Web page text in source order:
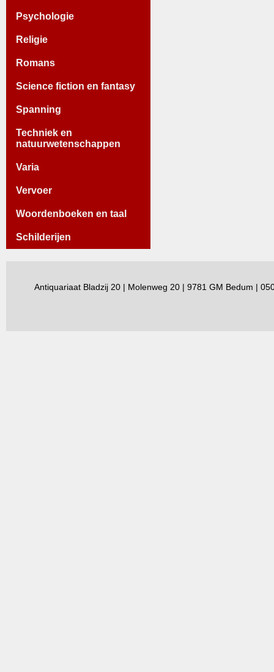
Psychologie
Religie
Romans
Science fiction en fantasy
Spanning
Techniek en
natuurwetenschappen
Varia
Vervoer
Woordenboeken en taal
Schilderijen
Antiquariaat Bladzij 20 | Molenweg 20 | 9781 GM Bedum |